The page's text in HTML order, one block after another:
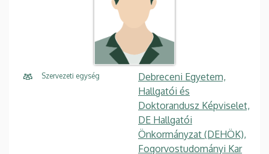
Szervezeti egység
Debreceni Egyetem,
Hallgatói és
Doktorandusz Képviselet,
DE Hallgatói
Önkormányzat (DEHÖK),
Fogorvostudományi Kar